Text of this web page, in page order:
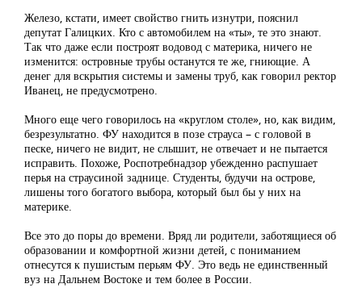
Железо, кстати, имеет свойство гнить изнутри, пояснил
депутат Галицких. Кто с автомобилем на «ты», те это знают.
Так что даже если построят водовод с материка, ничего не
изменится: островные трубы останутся те же, гниющие. А
денег для вскрытия системы и замены труб, как говорил ректор
Иванец, не предусмотрено.
Много еще чего говорилось на «круглом столе», но, как видим,
безрезультатно. ФУ находится в позе страуса – с головой в
песке, ничего не видит, не слышит, не отвечает и не пытается
исправить. Похоже, Роспотребнадзор убежденно распушает
перья на страусиной заднице. Студенты, будучи на острове,
лишены того богатого выбора, который был бы у них на
материке.
Все это до поры до времени. Вряд ли родители, заботящиеся об
образовании и комфортной жизни детей, с пониманием
отнесутся к пушистым перьям ФУ. Это ведь не единственный
вуз на Дальнем Востоке и тем более в России.